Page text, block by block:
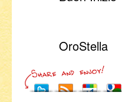
OroStella